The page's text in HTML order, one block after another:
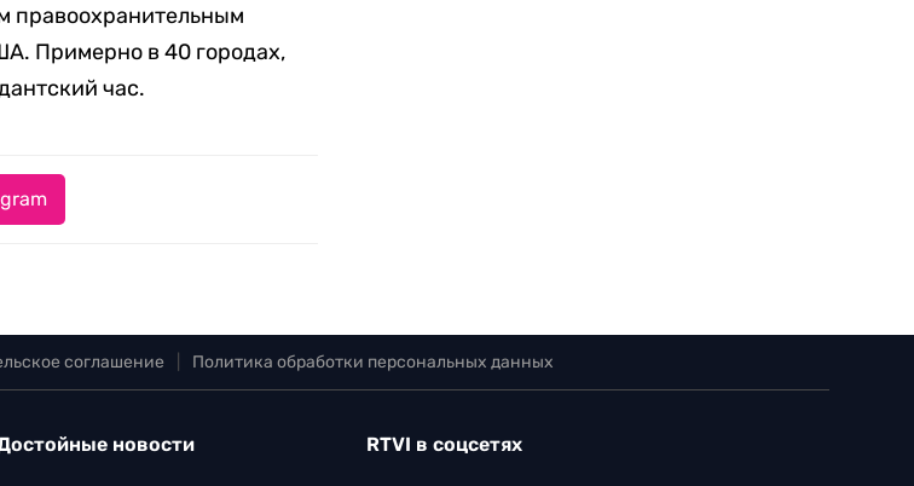
правоохранительным
Примерно в 40 городах,
час.
соглашение Политика обработки персональных данных
новости RTVI в соцсетях